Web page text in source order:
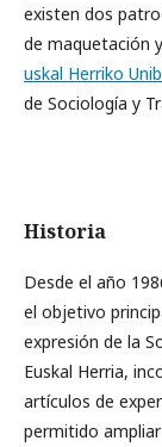
existen dos
de maquetación
uskal Herriko
de Sociología y
Historia
Desde el año
el objetivo
expresión de la
Euskal Herria,
artículos de
permitido